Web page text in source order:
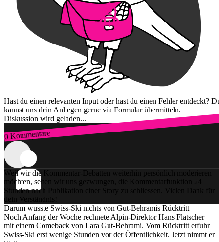
Hast du einen relevanten Input oder hast du einen Fehler entdeckt?
kannst uns dein Anliegen gerne via Formular übermitteln.
Diskussion wird geladen...
0 Kommentare
Zum Login
Weil wir die Kommentar-Debatten weiterhin persönlich moderieren
möchten, sehen wir uns gezwungen, die Kommentarfunktion 24
Stunden nach Publikation einer Story zu schliessen. Vielen Dank für
dein Verständnis!
Darum wusste Swiss-Ski nichts von Gut-Behramis Rücktritt
Noch Anfang der Woche rechnete Alpin-Direktor Hans Flatscher
mit einem Comeback von Lara Gut-Behrami. Vom Rücktritt erfuhr
Swiss-Ski erst wenige Stunden vor der Öffentlichkeit. Jetzt nimmt er